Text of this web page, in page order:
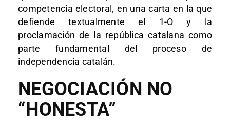
competencia electoral, en una carta en la que
defiende textualmente el 1-O y la
proclamación de la república catalana como
parte fundamental del proceso de
independencia catalán.
NEGOCIACIÓN NO
“HONESTA”